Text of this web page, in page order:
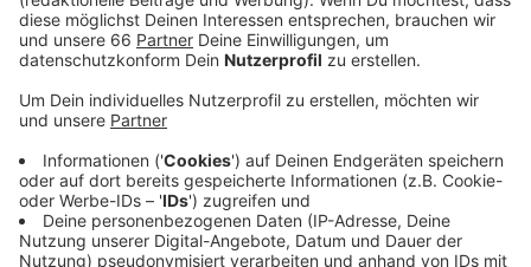
Verwandten oder für die Geschäftsreise.
Veröffentlicht:Dienstag, 04.04.2023 13:07
Anzeige
2021 waren es nur halb so viele Passagiere. Auch
wirtschaftlich hat sich die Lage am Flughafen
stabilisiert. Die schwarze Null hat der Flughafen mit